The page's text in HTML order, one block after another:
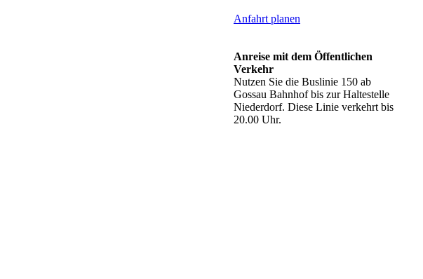
Anfahrt planen
Anreise mit dem Öffentlichen
Verkehr
Nutzen Sie die Buslinie 150 ab
Gossau Bahnhof bis zur Haltestelle
Niederdorf. Diese Linie verkehrt bis
20.00 Uhr.